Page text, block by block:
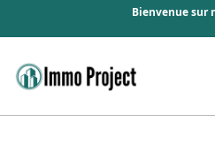
Bienvenue sur